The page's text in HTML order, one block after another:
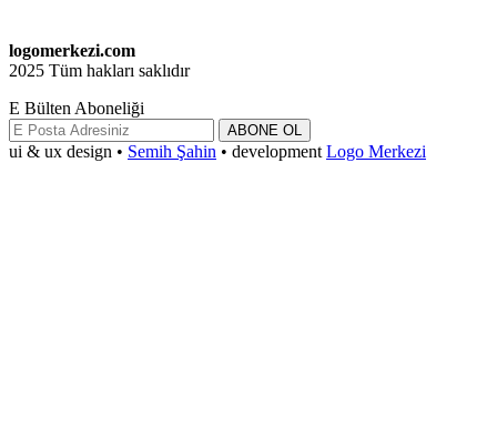
logomerkezi.com
2025 Tüm hakları saklıdır
E Bülten Aboneliği
ABONE OL
ui & ux design • Semih Şahin • development Logo Merkezi